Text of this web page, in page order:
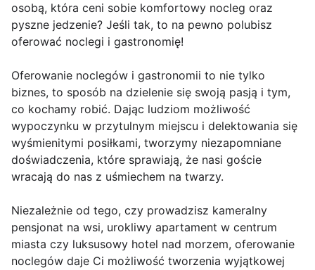
osobą, która ceni sobie komfortowy nocleg oraz
pyszne jedzenie? Jeśli tak, to na pewno polubisz
oferować noclegi i gastronomię!
Oferowanie noclegów i gastronomii to nie tylko
biznes, to sposób na dzielenie się swoją pasją i tym,
co kochamy robić. Dając ludziom możliwość
wypoczynku w przytulnym miejscu i delektowania się
wyśmienitymi posiłkami, tworzymy niezapomniane
doświadczenia, które sprawiają, że nasi goście
wracają do nas z uśmiechem na twarzy.
Niezależnie od tego, czy prowadzisz kameralny
pensjonat na wsi, urokliwy apartament w centrum
miasta czy luksusowy hotel nad morzem, oferowanie
noclegów daje Ci możliwość tworzenia wyjątkowej